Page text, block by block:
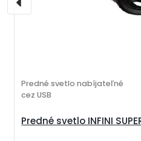
Predné svetlo INFINI
Predné svetlo nabíjateľné
cez USB